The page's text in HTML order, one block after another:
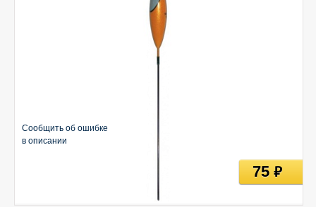
Сообщить об ошибке
в описании
75руб